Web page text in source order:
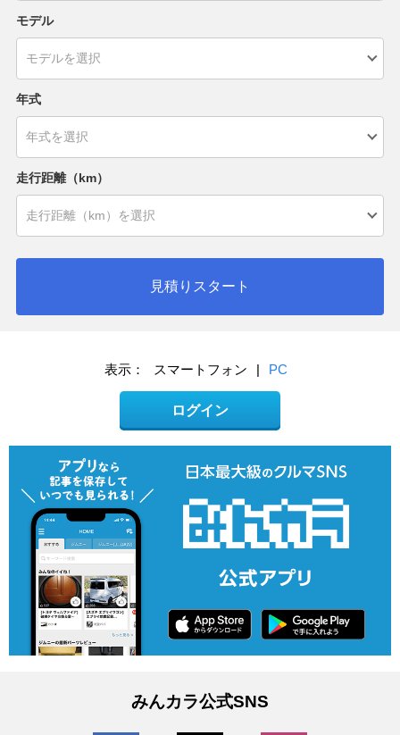
モデル
年式
走行距離（km）
見積りスタート
表示： スマートフォン | PC
ログイン
みんカラ公式SNS